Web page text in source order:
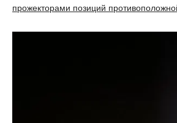
прожекторами позиций